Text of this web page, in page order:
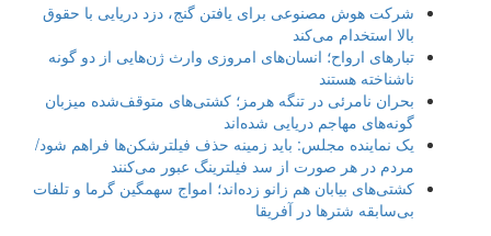
شرکت هوش مصنوعی برای یافتن گنج، دزد دریایی با حقوق
بالا استخدام می‌کند
تبارهای ارواح؛ انسان‌های امروزی وارث ژن‌هایی از دو گونه
ناشناخته هستند
بحران نامرئی در تنگه هرمز؛ کشتی‌های متوقف‌شده میزبان
گونه‌های مهاجم دریایی شده‌اند
یک نماینده مجلس: باید زمینه حذف فیلترشکن‌ها فراهم شود/
مردم در هر صورت از سد فیلترینگ عبور می‌کنند
کشتی‌های بیابان هم زانو زده‌اند؛ امواج سهمگین گرما و تلفات
بی‌سابقه شترها در آفریقا